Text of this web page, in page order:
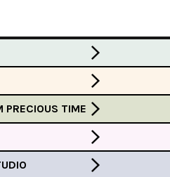
PRECIOUS TIME